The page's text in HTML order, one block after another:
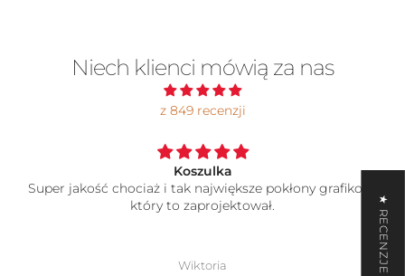
Niech klienci mówią za nas
z 849 recenzji
Koszulka
Super jakość chociaż i tak największe pokłony grafikowi
który to zaprojektował.
Wiktoria ★ RECENZJE